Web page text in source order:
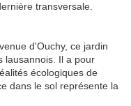
transversale.
d'Ouchy, ce jardin
lausannois. Il a pour
écologiques de
dans le sol représente la